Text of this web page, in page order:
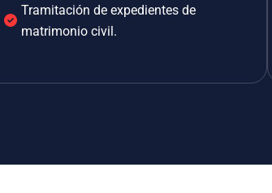
Tramitación de expedientes de
matrimonio civil.